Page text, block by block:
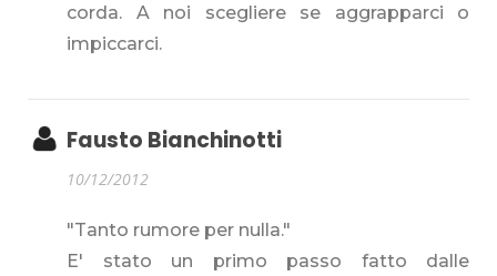
corda. A noi scegliere se aggrapparci o
impiccarci.
Fausto Bianchinotti
10/12/2012
"Tanto rumore per nulla."
E' stato un primo passo fatto dalle